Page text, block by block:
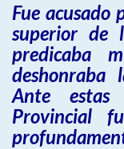
Fue acusado
superior de
predicaba
deshonraba
Ante estas
Provincial